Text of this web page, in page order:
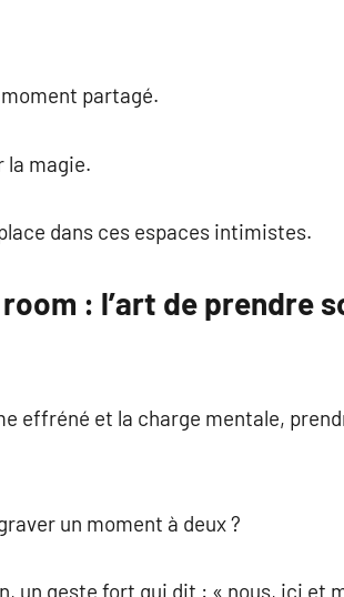
partagé.
la magie.
dans ces espaces intimistes.
: l’art de prendre
effréné et la charge mentale,
un moment à deux ?
un geste fort qui dit : « nous, ici et